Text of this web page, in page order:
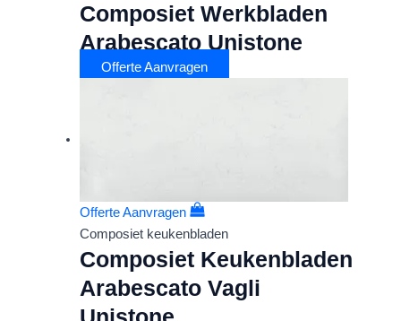
Composiet Werkbladen
Arabescato Unistone
Offerte Aanvragen
Offerte Aanvragen
Composiet keukenbladen
Composiet Keukenbladen
Arabescato Vagli